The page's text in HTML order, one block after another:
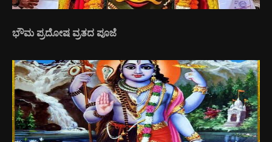
ಭೌಮ ಪ್ರದೋಷ ವ್ರತದ ಪೂಜೆ